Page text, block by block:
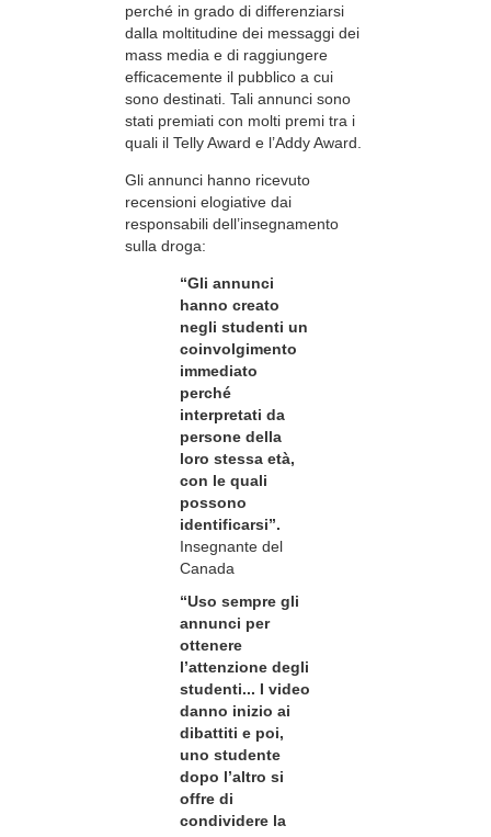
perché in grado di differenziarsi
dalla moltitudine dei messaggi dei
mass media e di raggiungere
efficacemente il pubblico a cui
sono destinati. Tali annunci sono
stati premiati con molti premi tra i
quali il Telly Award e l’Addy Award.
Gli annunci hanno ricevuto
recensioni elogiative dai
responsabili dell’insegnamento
sulla droga:
“Gli annunci
hanno creato
negli studenti un
coinvolgimento
immediato
perché
interpretati da
persone della
loro stessa età,
con le quali
possono
identificarsi”.
Insegnante del
Canada
“Uso sempre gli
annunci per
ottenere
l’attenzione degli
studenti... I video
danno inizio ai
dibattiti e poi,
uno studente
dopo l’altro si
offre di
condividere la